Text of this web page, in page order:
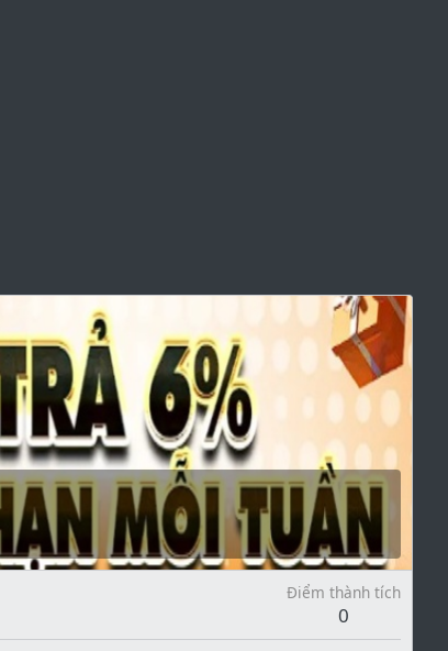
Điểm thành tích
0